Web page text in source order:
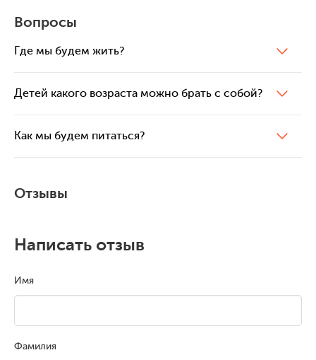
Вопросы
Где мы будем жить?
Детей какого возраста можно брать с собой?
Как мы будем питаться?
Отзывы
Написать отзыв
Имя
Фамилия